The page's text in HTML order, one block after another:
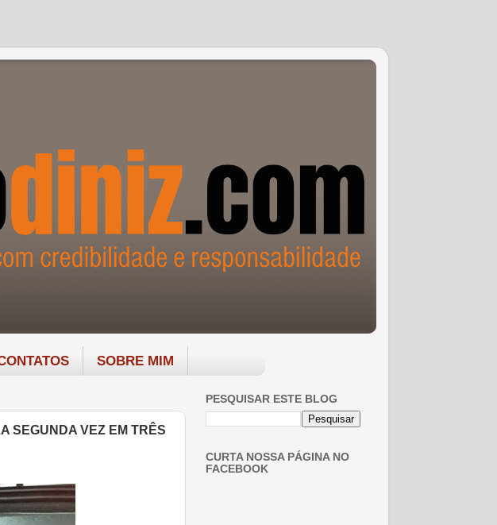
SOBRE MIM
SEGUNDA VEZ EM TRÊS
PESQUISAR ESTE BLOG
CURTA NOSSA PÁGINA NO
FACEBOOK